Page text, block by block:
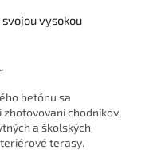
vysokou
betónu sa
chodníkov,
a školských
terasy.